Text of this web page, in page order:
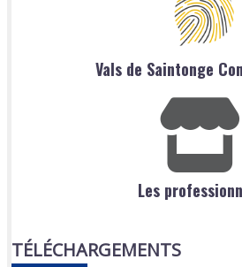
Vals de Saintonge
Les
TÉLÉCHARGEMENTS